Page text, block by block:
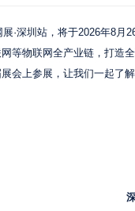
·深圳站，将于2026年8
等物联网全产业链，打造
会上参展，让我们一起了